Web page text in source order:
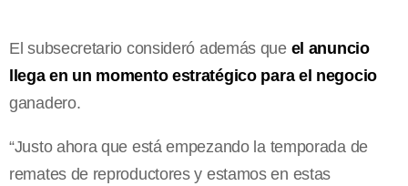
El subsecretario consideró además que el anuncio
llega en un momento estratégico para el negocio
ganadero.
“Justo ahora que está empezando la temporada de
remates de reproductores y estamos en estas